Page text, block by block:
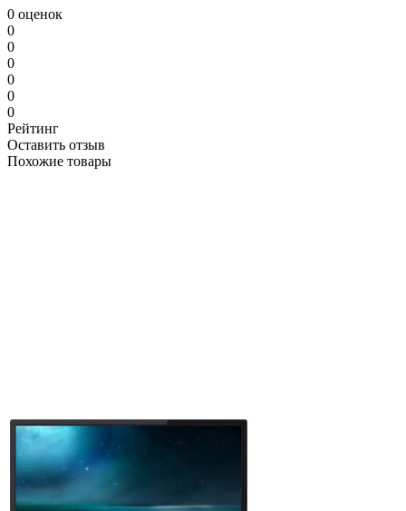
0 оценок
0
0
0
0
0
0
Рейтинг
Оставить отзыв
Похожие товары